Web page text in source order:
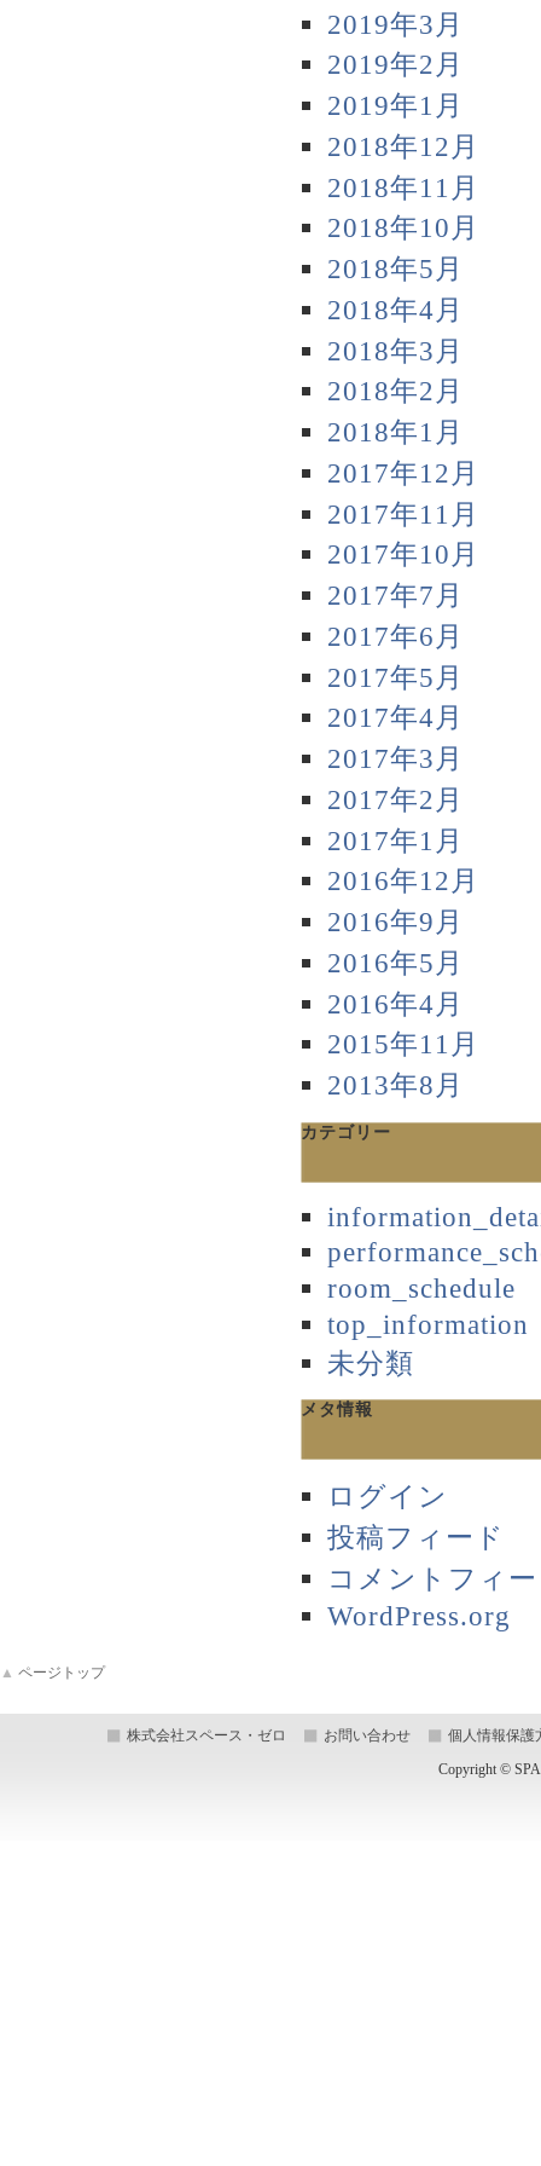
2019年3月
2019年2月
2019年1月
2018年12月
2018年11月
2018年10月
2018年5月
2018年4月
2018年3月
2018年2月
2018年1月
2017年12月
2017年11月
2017年10月
2017年7月
2017年6月
2017年5月
2017年4月
2017年3月
2017年2月
2017年1月
2016年12月
2016年9月
2016年5月
2016年4月
2015年11月
2013年8月
カテゴリー
room_schedule
top_information
未分類
メタ情報
ログイン
投稿フィード
コメントフィ
WordPress.org
▲ ページトップ
株式会社スペース・ゼロ お問い合わせ
個人情報保護
Copyright ©